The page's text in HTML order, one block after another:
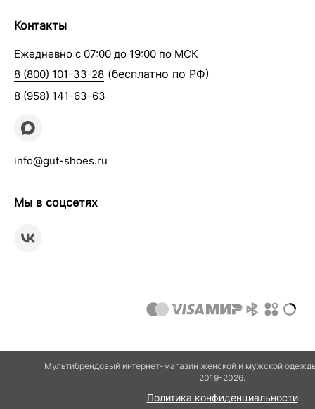
Контакты
Ежедневно с 07:00 до 19:00 по МСК
8 (800) 101-33-28 (бесплатно по РФ)
8 (958) 141-63-63
info@gut-shoes.ru
Мы в соцсетях
Мультибрендовый интернет-магазин женской и мужской
2019-2026.
Политика конфиденциальности